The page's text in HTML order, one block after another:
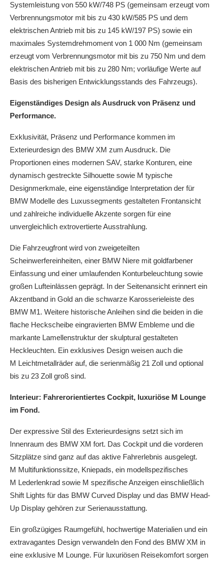
Systemleistung von 550 kW/748 PS (gemeinsam erzeugt vom
Verbrennungsmotor mit bis zu 430 kW/585 PS und dem
elektrischen Antrieb mit bis zu 145 kW/197 PS) sowie ein
maximales Systemdrehmoment von 1 000 Nm (gemeinsam
erzeugt vom Verbrennungsmotor mit bis zu 750 Nm und dem
elektrischen Antrieb mit bis zu 280 Nm; vorläufige Werte auf
Basis des bisherigen Entwicklungsstands des Fahrzeugs).
Eigenständiges Design als Ausdruck von Präsenz und
Performance.
Exklusivität, Präsenz und Performance kommen im
Exterieurdesign des BMW XM zum Ausdruck. Die
Proportionen eines modernen SAV, starke Konturen, eine
dynamisch gestreckte Silhouette sowie M typische
Designmerkmale, eine eigenständige Interpretation der für
BMW Modelle des Luxussegments gestalteten Frontansicht
und zahlreiche individuelle Akzente sorgen für eine
unvergleichlich extrovertierte Ausstrahlung.
Die Fahrzeugfront wird von zweigeteilten
Scheinwerfereinheiten, einer BMW Niere mit goldfarbener
Einfassung und einer umlaufenden Konturbeleuchtung sowie
großen Lufteinlässen geprägt. In der Seitenansicht erinnert ein
Akzentband in Gold an die schwarze Karosserieleiste des
BMW M1. Weitere historische Anleihen sind die beiden in die
flache Heckscheibe eingravierten BMW Embleme und die
markante Lamellenstruktur der skulptural gestalteten
Heckleuchten. Ein exklusives Design weisen auch die
M Leichtmetallräder auf, die serienmäßig 21 Zoll und optional
bis zu 23 Zoll groß sind.
Interieur: Fahrerorientiertes Cockpit, luxuriöse M Lounge
im Fond.
Der expressive Stil des Exterieurdesigns setzt sich im
Innenraum des BMW XM fort. Das Cockpit und die vorderen
Sitzplätze sind ganz auf das aktive Fahrerlebnis ausgelegt.
M Multifunktionssitze, Kniepads, ein modellspezifisches
M Lederlenkrad sowie M spezifische Anzeigen einschließlich
Shift Lights für das BMW Curved Display und das BMW Head-
Up Display gehören zur Serienausstattung.
Ein großzügiges Raumgefühl, hochwertige Materialien und ein
extravagantes Design verwandeln den Fond des BMW XM in
eine exklusive M Lounge. Für luxuriösen Reisekomfort sorgen